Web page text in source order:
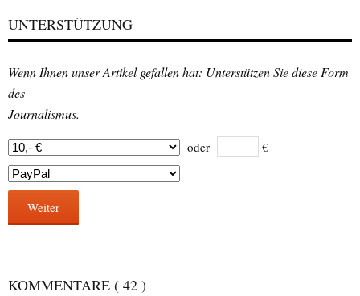
UNTERSTÜTZUNG
Wenn Ihnen unser Artikel gefallen hat: Unterstützen Sie diese Form
des
Journalismus.
oder €
Weiter
KOMMENTARE ( 42 )